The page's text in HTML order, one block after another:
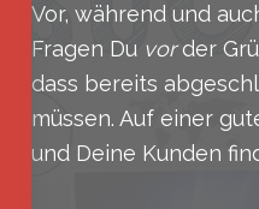
Vor, während und
Fragen Du vorder
dass bereits
müssen. Auf einer
und Deine Kunden